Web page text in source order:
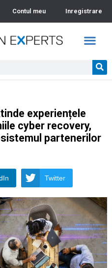
Contul meu Inregistrare
experiențele
cyber recovery,
partenerilor
Twitter